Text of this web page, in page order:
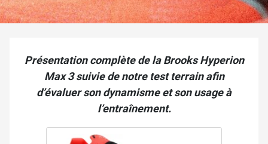
Présentation complète de la Brooks Hyperion
Max 3 suivie de notre test terrain afin
d’évaluer son dynamisme et son usage à
l’entraînement.